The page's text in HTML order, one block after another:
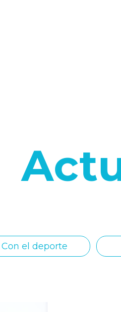
Con el deporte